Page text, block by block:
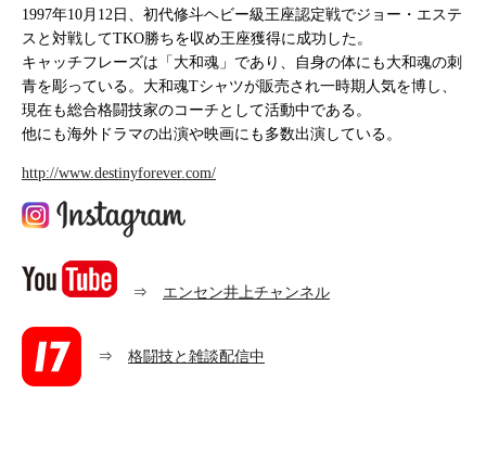
1997年10月12日、初代修斗ヘビー級王座認定戦でジョー・エステ
スと対戦してTKO勝ちを収め王座獲得に成功した。
キャッチフレーズは「大和魂」であり、自身の体にも大和魂の刺
青を彫っている。大和魂Tシャツが販売され一時期人気を博し、
現在も総合格闘技家のコーチとして活動中である。
他にも海外ドラマの出演や映画にも多数出演している。
http://www.destinyforever.com/
⇒ エンセン井上チャンネル
⇒ 格闘技と雑談配信中